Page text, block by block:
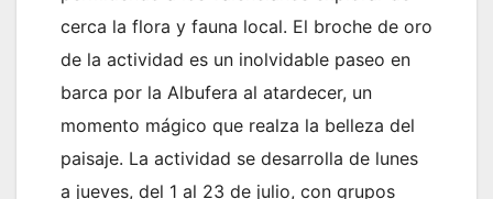
cerca la flora y fauna local. El broche de oro
de la actividad es un inolvidable paseo en
barca por la Albufera al atardecer, un
momento mágico que realza la belleza del
paisaje. La actividad se desarrolla de lunes
a jueves, del 1 al 23 de julio, con grupos